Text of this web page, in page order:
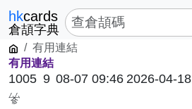
hkcards
倉頡字典
有用連結
有用連結
1005 9 08-07 09:46 2026-04-18
厶厶
㐱